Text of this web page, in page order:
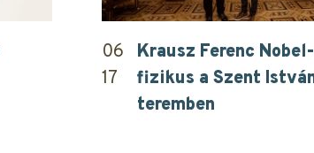
06
17
Krausz Ferenc
fizikus a Szent
teremben